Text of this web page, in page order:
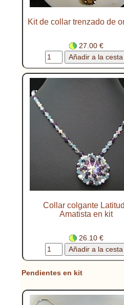
Kit de collar trenzado de
27.00 €
Collar colgante
Amatista en kit
26.10 €
Pendientes en kit